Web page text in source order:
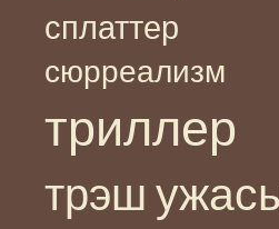
сплаттер
сюрреализм
триллер
трэш